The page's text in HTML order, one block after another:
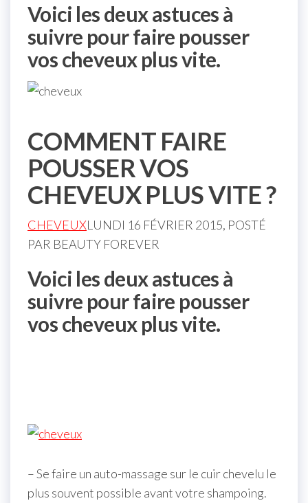
Voici les deux astuces à
suivre pour faire pousser
vos cheveux plus vite.
COMMENT FAIRE
POUSSER VOS
CHEVEUX PLUS VITE ?
CHEVEUXLUNDI 16 FÉVRIER 2015, POSTÉ
PAR BEAUTY FOREVER
Voici les deux astuces à
suivre pour faire pousser
vos cheveux plus vite.
– Se faire un auto-massage sur le cuir chevelu le
plus souvent possible avant votre shampoing.